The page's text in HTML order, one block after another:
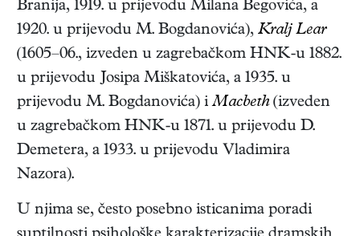
Branija, 1919. u prijevodu Milana Begovića, a
1920. u prijevodu M. Bogdanovića), Kralj Lear
(1605–06., izveden u zagrebačkom HNK-u 1882.
u prijevodu Josipa Miškatovića, a 1935. u
prijevodu M. Bogdanovića) iMacbeth(izveden
u zagrebačkom HNK-u 1871. u prijevodu D.
Demetera, a 1933. u prijevodu Vladimira
Nazora).
U njima se, često posebno isticanima poradi